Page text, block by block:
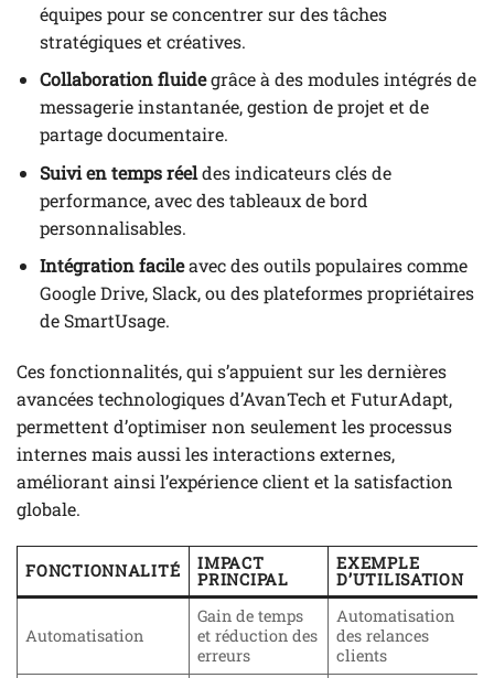
équipes pour se concentrer sur des tâches
stratégiques et créatives.
Collaboration fluidegrâce à des modules intégrés de
messagerie instantanée, gestion de projet et de
partage documentaire.
Suivi en temps réeldes indicateurs clés de
performance, avec des tableaux de bord
personnalisables.
Intégration facileavec des outils populaires comme
Google Drive, Slack, ou des plateformes propriétaires
de SmartUsage.
Ces fonctionnalités, qui s’appuient sur les dernières
avancées technologiques d’AvanTech et FuturAdapt,
permettent d’optimiser non seulement les processus
internes mais aussi les interactions externes,
améliorant ainsi l’expérience client et la satisfaction
globale.
FONCTIONNALITÉ IMPACT
PRINCIPAL
EXEMPLE
D’UTILISATION
Automatisation
Gain de temps
et réduction des
erreurs
Automatisation
des relances
clients